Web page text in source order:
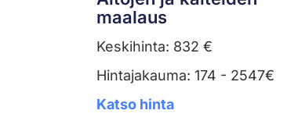
maalaus
Keskihinta: 832 €
Hintajakauma: 174 - 2547€
Katso hinta